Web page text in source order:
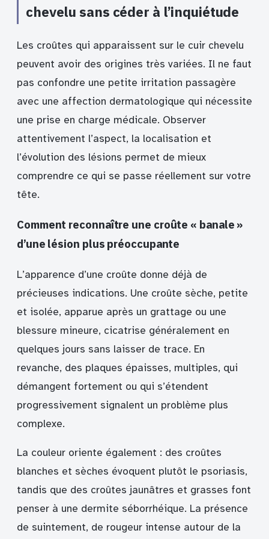
chevelu sans céder à l’inquiétude
Les croûtes qui apparaissent sur le cuir chevelu
peuvent avoir des origines très variées. Il ne faut
pas confondre une petite irritation passagère
avec une affection dermatologique qui nécessite
une prise en charge médicale. Observer
attentivement l’aspect, la localisation et
l’évolution des lésions permet de mieux
comprendre ce qui se passe réellement sur votre
tête.
Comment reconnaître une croûte « banale »
d’une lésion plus préoccupante
L’apparence d’une croûte donne déjà de
précieuses indications. Une croûte sèche, petite
et isolée, apparue après un grattage ou une
blessure mineure, cicatrise généralement en
quelques jours sans laisser de trace. En
revanche, des plaques épaisses, multiples, qui
démangent fortement ou qui s’étendent
progressivement signalent un problème plus
complexe.
La couleur oriente également : des croûtes
blanches et sèches évoquent plutôt le psoriasis,
tandis que des croûtes jaunâtres et grasses font
penser à une dermite séborrhéique. La présence
de suintement, de rougeur intense autour de la